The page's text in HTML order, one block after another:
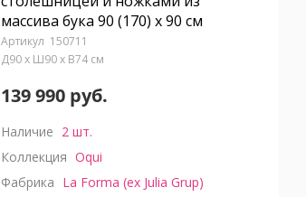
массива бука 90 (170) x 90 см
150711
Д90 x Ш90 x В74 см
139 990 руб.
Наличие 2 шт.
Коллекция Oqui
Фабрика La Forma (ex Julia Grup)